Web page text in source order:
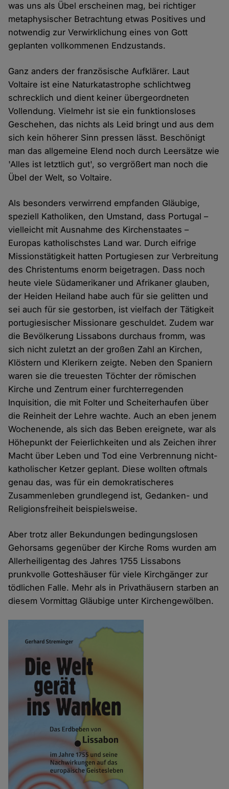
was uns als Übel erscheinen mag, bei richtiger
metaphysischer Betrachtung etwas Positives und
notwendig zur Verwirklichung eines von Gott
geplanten vollkommenen Endzustands.
Ganz anders der französische Aufklärer. Laut
Voltaire ist eine Naturkatastrophe schlichtweg
schrecklich und dient keiner übergeordneten
Vollendung. Vielmehr ist sie ein funktionsloses
Geschehen, das nichts als Leid bringt und aus dem
sich kein höherer Sinn pressen lässt. Beschönigt
man das allgemeine Elend noch durch Leersätze wie
'Alles ist letztlich gut', so vergrößert man noch die
Übel der Welt, so Voltaire.
Als besonders verwirrend empfanden Gläubige,
speziell Katholiken, den Umstand, dass Portugal –
vielleicht mit Ausnahme des Kirchenstaates –
Europas katholischstes Land war. Durch eifrige
Missionstätigkeit hatten Portugiesen zur Verbreitung
des Christentums enorm beigetragen. Dass noch
heute viele Südamerikaner und Afrikaner glauben,
der Heiden Heiland habe auch für sie gelitten und
sei auch für sie gestorben, ist vielfach der Tätigkeit
portugiesischer Missionare geschuldet. Zudem war
die Bevölkerung Lissabons durchaus fromm, was
sich nicht zuletzt an der großen Zahl an Kirchen,
Klöstern und Klerikern zeigte. Neben den Spaniern
waren sie die treuesten Töchter der römischen
Kirche und Zentrum einer furchterregenden
Inquisition, die mit Folter und Scheiterhaufen über
die Reinheit der Lehre wachte. Auch an eben jenem
Wochenende, als sich das Beben ereignete, war als
Höhepunkt der Feierlichkeiten und als Zeichen ihrer
Macht über Leben und Tod eine Verbrennung nicht-
katholischer Ketzer geplant. Diese wollten oftmals
genau das, was für ein demokratischeres
Zusammenleben grundlegend ist, Gedanken- und
Religionsfreiheit beispielsweise.
Aber trotz aller Bekundungen bedingungslosen
Gehorsams gegenüber der Kirche Roms wurden am
Allerheiligentag des Jahres 1755 Lissabons
prunkvolle Gotteshäuser für viele Kirchgänger zur
tödlichen Falle. Mehr als in Privathäusern starben an
diesem Vormittag Gläubige unter Kirchengewölben.